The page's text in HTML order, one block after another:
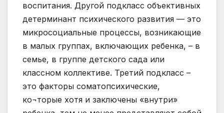
воспитания. Другой подкласс объективных
детерминант психического развития — это
микросоциальные процессы, возникающие
в малых группах, включающих ребенка, – в
семье, в группе детского сада или
классном коллективе. Третий подкласс –
это факторы соматопсихические,
ко¬торые хотя и заключены «внутри»